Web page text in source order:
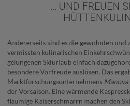
… UND FREUEN
Andererseits sind es die gewohnten und
vermissten kulinarischen
gelungenen Skiurlaub einfach
besondere Vorfreude auslösen. Das
Marktforschungsunternehmens Manova
der Vorsaison. Eine wärmende
flaumige Kaiserschmarrn machen den